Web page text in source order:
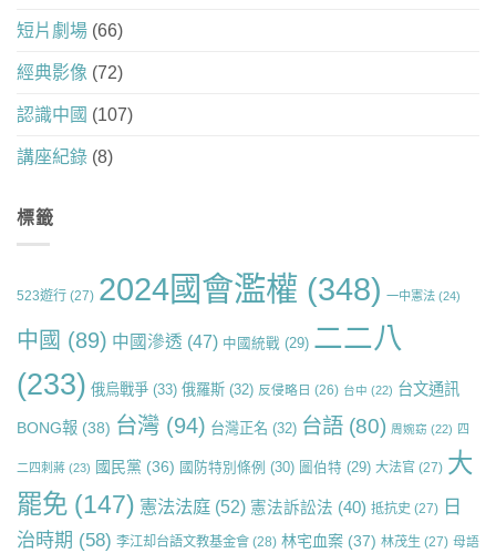
短片劇場 (66)
經典影像 (72)
認識中國 (107)
講座紀錄 (8)
標籤
523遊行 (27) 2024國會濫權 (348) 一中憲法 (24)
中國 (89) 中國滲透 (47) 中國統戰 (29) 二二八
(233) 俄烏戰爭 (33) 俄羅斯 (32) 反侵略日 (26) 台中 (22) 台文通訊
BONG報 (38) 台灣 (94) 台灣正名 (32) 台語 (80) 周婉窈 (22) 四
二四刺蔣 (23) 國民黨 (36) 國防特別條例 (30) 圖伯特 (29) 大法官 (27) 大
罷免 (147) 憲法法庭 (52) 憲法訴訟法 (40) 抵抗史 (27) 日
治時期 (58) 李江却台語文教基金會 (28) 林宅血案 (37) 林茂生 (27) 母語